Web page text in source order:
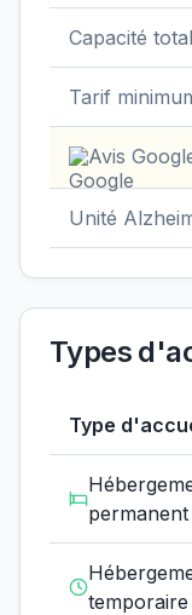
Capacité
Tarif
Avis
Unité
Types
Type
permanent
temporaire